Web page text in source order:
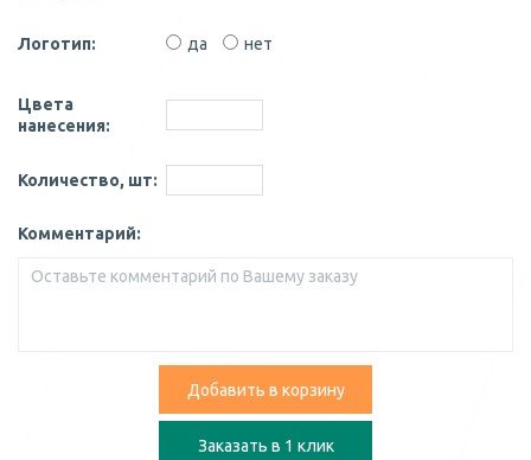
Логотип: да нет
Цвета
нанесения:
Количество, шт:
Комментарий:
Добавить в корзину
Заказать в 1 клик